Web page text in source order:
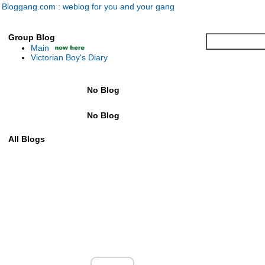
Bloggang.com : weblog for you and your gang
Group Blog
Main
Victorian Boy's Diary
No Blog
No Blog
All Blogs